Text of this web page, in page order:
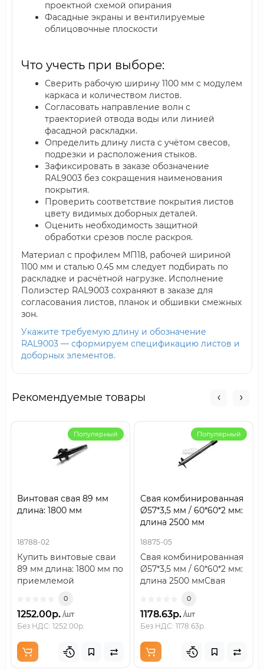
проектной схемой опирания
Фасадные экраны и вентилируемые
облицовочные плоскости
Что учесть при выборе:
Сверить рабочую ширину 1100 мм с модулем
каркаса и количеством листов.
Согласовать направление волн с
траекторией отвода воды или линией
фасадной раскладки.
Определить длину листа с учётом свесов,
подрезки и расположения стыков.
Зафиксировать в заказе обозначение
RAL9003 без сокращения наименования
покрытия.
Проверить соответствие покрытия листов
цвету видимых доборных деталей.
Оценить необходимость защитной
обработки срезов после раскроя.
Материал с профилем МП18, рабочей шириной
1100 мм и сталью 0.45 мм следует подбирать по
раскладке и расчётной нагрузке. Исполнение
Полиэстер RAL9003 сохраняют в заказе для
согласования листов, планок и обшивки смежных
зон.
Укажите требуемую длину и обозначение
RAL9003 — сформируем спецификацию листов и
доборных элементов.
Рекомендуемые товары
Популярный
Винтовая свая 89 мм
длина: 1800 мм
18788-02
Купить винтовые сваи
89 мм длина: 1800 мм по
приемлемой
свая, состоящая из..
0
1252.00р. /шт
Без НДС: 1252.00р.
Популярный
Свая комбинированная
Ø57*3,5 мм / 60*60*2 мм:
длина 2500 мм
18875-05
Свая комбинированная
Ø57*3,5 мм / 60*60*2 мм:
длина 2500 ммСвая
Ø57×3,5 мм / 6..
0
1178.63р. /шт
Без НДС: 1178.63р.